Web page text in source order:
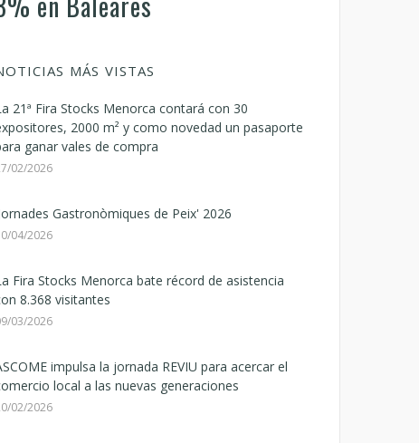
MÁS VISTAS
21ª Fira Stocks Menorca contará con 30
2000 m² y como novedad un pasaporte
ganar vales de compra
02/2026
Gastronòmiques de Peix' 2026
04/2026
Fira Stocks Menorca bate récord de asistencia
8.368 visitantes
03/2026
impulsa la jornada REVIU para acercar el
local a las nuevas generaciones
02/2026